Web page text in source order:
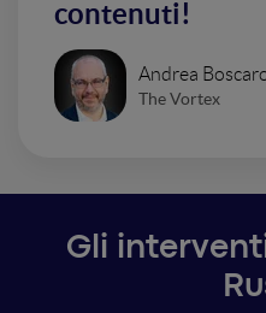
contenuti!
Andrea
The Vortex
Gli